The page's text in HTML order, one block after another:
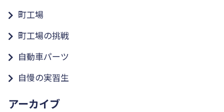
町工場
町工場の挑戦
自動車パーツ
自慢の実習生
アーカイブ